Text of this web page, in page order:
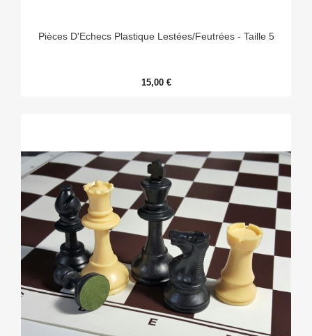
Pièces D'Echecs Plastique Lestées/Feutrées - Taille 5
15,00 €